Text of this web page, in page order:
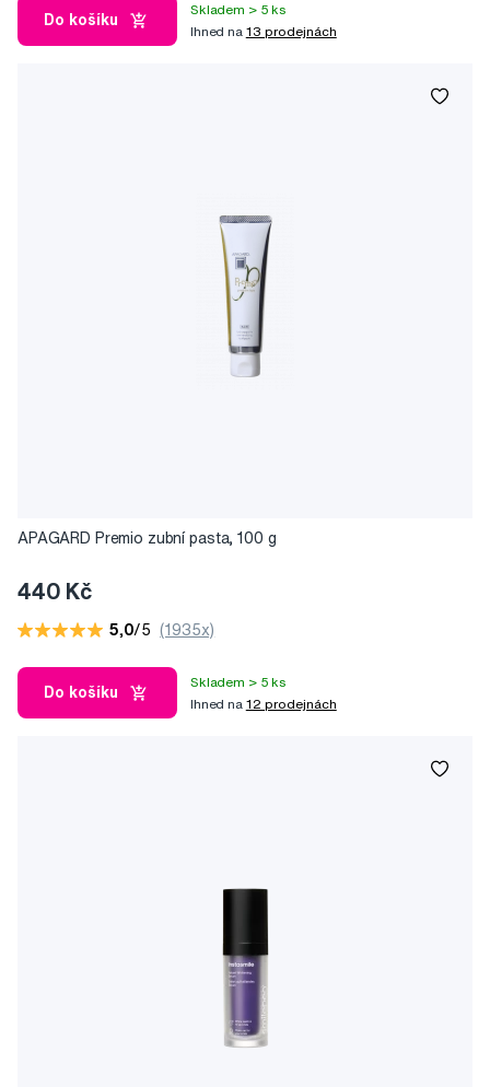
Do košíku
Skladem > 5 ks
Ihned na 13 prodejnách
APAGARD Premio zubní pasta, 100 g
440 Kč
5,0/5 (1935x)
Do košíku
Skladem > 5 ks
Ihned na 12 prodejnách